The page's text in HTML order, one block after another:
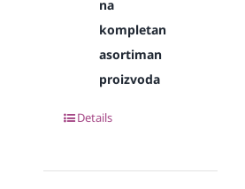
na
kompletan
asortiman
proizvoda
Details